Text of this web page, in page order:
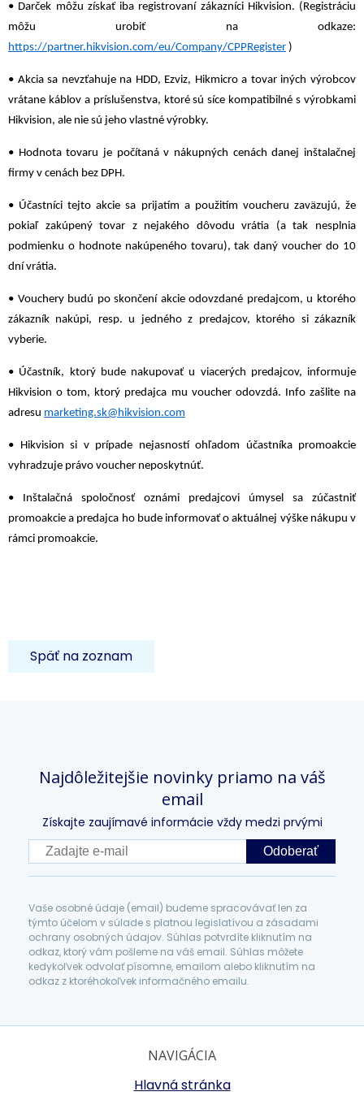
• Darček môžu získať iba registrovaní zákazníci Hikvision. (Registráciu
môžu urobiť na odkaze:
https://partner.hikvision.com/eu/Company/CPPRegister )
• Akcia sa nevzťahuje na HDD, Ezviz, Hikmicro a tovar iných výrobcov
vrátane káblov a príslušenstva, ktoré sú síce kompatibilné s výrobkami
Hikvision, ale nie sú jeho vlastné výrobky.
• Hodnota tovaru je počítaná v nákupných cenách danej inštalačnej
firmy v cenách bez DPH.
• Účastníci tejto akcie sa prijatím a použitím voucheru zaväzujú, že
pokiaľ zakúpený tovar z nejakého dôvodu vrátia (a tak nesplnia
podmienku o hodnote nakúpeného tovaru), tak daný voucher do 10
dní vrátia.
• Vouchery budú po skončení akcie odovzdané predajcom, u ktorého
zákazník nakúpi, resp. u jedného z predajcov, ktorého si zákazník
vyberie.
• Účastník, ktorý bude nakupovať u viacerých predajcov, informuje
Hikvision o tom, ktorý predajca mu voucher odovzdá. Info zašlite na
adresu marketing.sk@hikvision.com
• Hikvision si v prípade nejasností ohľadom účastníka promoakcie
vyhradzuje právo voucher neposkytnúť.
• Inštalačná spoločnosť oznámi predajcovi úmysel sa zúčastniť
promoakcie a predajca ho bude informovať o aktuálnej výške nákupu v
rámci promoakcie.
Späť na zoznam
Najdôležitejšie novinky priamo na váš
email
Získajte zaujímavé informácie vždy medzi prvými
Odoberať
Vaše osobné údaje (email) budeme spracovávať len za
týmto účelom v súlade s platnou legislatívou a zásadami
ochrany osobných údajov. Súhlas potvrdíte kliknutím na
odkaz, ktorý vám pošleme na váš email. Súhlas môžete
kedykoľvek odvolať písomne, emailom alebo kliknutím na
odkaz z ktoréhokoľvek informačného emailu.
NAVIGÁCIA
Hlavná stránka